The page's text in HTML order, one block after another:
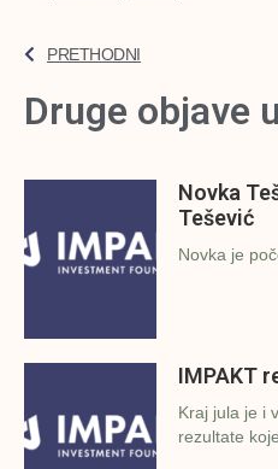
PRETHODNI
Druge objave
Novka
Tešević
Novka je
IMPAKT
Kraj jula je i
rezultate koje